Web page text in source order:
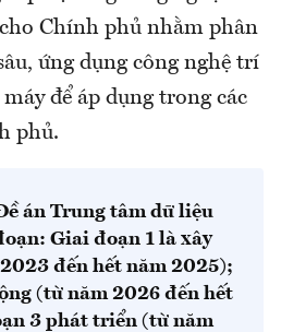
Chính phủ nhằm phân
ứng dụng công nghệ trí
để áp dụng trong các
phủ.
án Trung tâm dữ liệu
Giai đoạn 1 là xây
đến hết năm 2025);
(từ năm 2026 đến hết
3 phát triển (từ năm